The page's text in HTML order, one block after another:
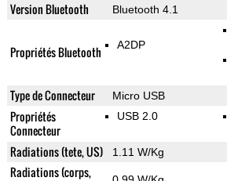
Version Bluetooth Bluetooth 4.1
Propriétés Bluetooth A2DP
Type de Connecteur Micro USB
Propriétés
Connecteur
USB 2.0
Radiations (tete, US) 1.11 W/Kg
Radiations (corps,